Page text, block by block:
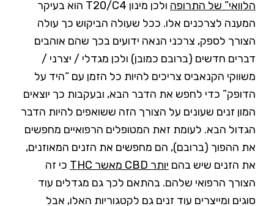
הלוואי” של התרופה
ולכן מינון T20/C4 הוא בעיקר
המענה לצרכנים אלו. ככל שעולה הביקוש כך עולה
הצורך לספק, צרכני הנאה ידועים בכך שהם אוהבים
דברים חדשים (ברובם כמובן) ולכן מגדלי / יצרני /
משווקי הקנאביס צריכים להיות כל הזמן עם “היד על
הדופק” כדי לחפש את הדבר הבא, ובעקבות כך יוצאים
המון זנים שעונים על הצורך הזה ששואפים להיות הדבר
הגדול הבא. לעומת זאת המטופלים הרפואיים מחפשים
את ההפוך (ברובם), הם מחפשים את הזנים המאוזנים,
את הזנים שיש בהם יותר CBD מאשר THC
כי זה
הצורך הרפואי שלהם. בהתאם לכך גם מגדלים עוד
סוגים ומייצרים עוד זנים גם לקטגוריות האלו, אבל